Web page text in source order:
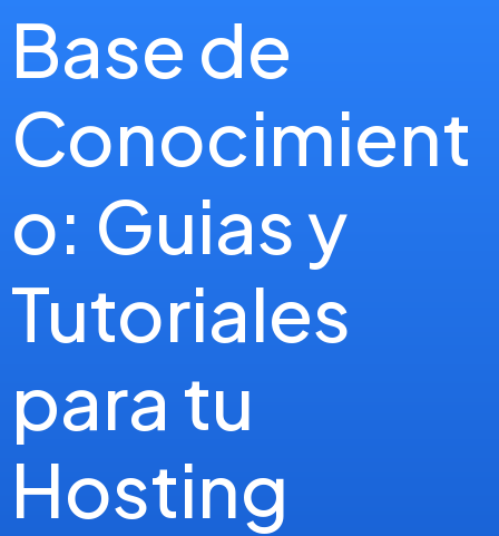
Base de
Conocimient
o: Guias y
Tutoriales
para tu
Hosting